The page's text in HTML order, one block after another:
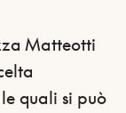
Matteotti
quali si può